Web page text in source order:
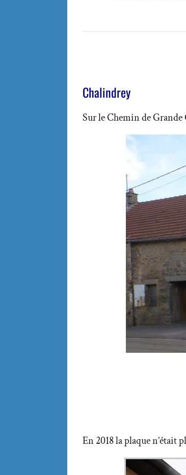
Chalindrey
Sur le Chemin de
En 2018 la plaque n’était